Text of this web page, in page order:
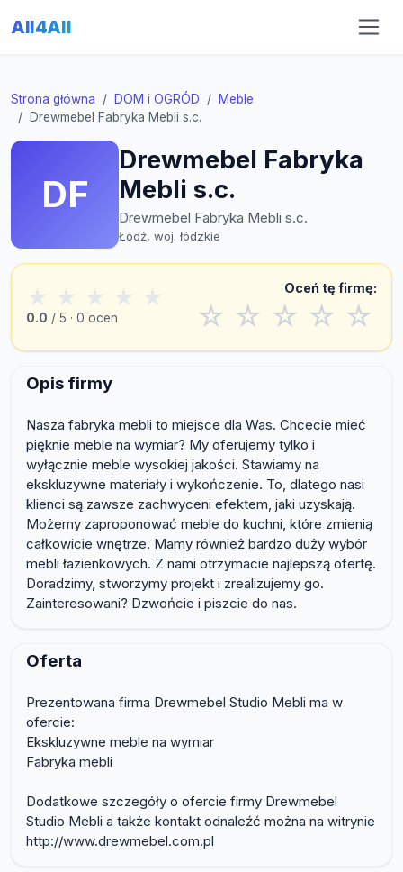
All4All
Strona główna DOM i OGRÓD
Meble
Drewmebel Fabryka Mebli s.c.
DF
Drewmebel Fabryka
Mebli s.c.
Drewmebel Fabryka Mebli s.c.
Łódź, woj. łódzkie
★ ★ ★ ★ ★
0.0 / 5 · 0 ocen
Oceń tę firmę:
☆ ☆ ☆ ☆ ☆
Opis firmy
Nasza fabryka mebli to miejsce dla Was. Chcecie mieć
pięknie meble na wymiar? My oferujemy tylko i
wyłącznie meble wysokiej jakości. Stawiamy na
ekskluzywne materiały i wykończenie. To, dlatego nasi
klienci są zawsze zachwyceni efektem, jaki uzyskają.
Możemy zaproponować meble do kuchni, które zmienią
całkowicie wnętrze. Mamy również bardzo duży wybór
mebli łazienkowych. Z nami otrzymacie najlepszą ofertę.
Doradzimy, stworzymy projekt i zrealizujemy go.
Zainteresowani? Dzwońcie i piszcie do nas.
Oferta
Prezentowana firma Drewmebel Studio Mebli ma w
ofercie:
Ekskluzywne meble na wymiar
Fabryka mebli
Dodatkowe szczegóły o ofercie firmy Drewmebel
Studio Mebli a także kontakt odnaleźć można na witrynie
http://www.drewmebel.com.pl